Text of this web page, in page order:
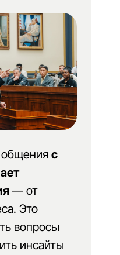
с
— от
Это
вопросы
инсайты